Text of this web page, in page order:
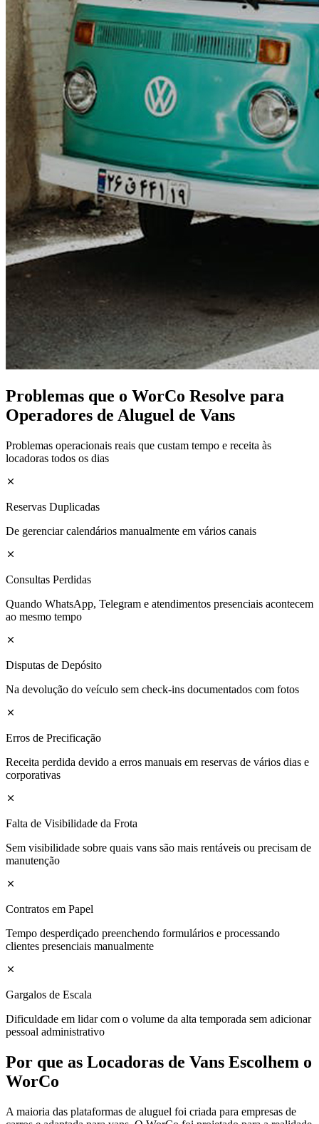
Problemas que o WorCo Resolve para
Operadores de Aluguel de Vans
Problemas operacionais reais que custam tempo e receita às
locadoras todos os dias
Reservas Duplicadas
De gerenciar calendários manualmente em vários canais
Consultas Perdidas
Quando WhatsApp, Telegram e atendimentos presenciais acontecem
ao mesmo tempo
Disputas de Depósito
Na devolução do veículo sem check-ins documentados com fotos
Erros de Precificação
Receita perdida devido a erros manuais em reservas de vários dias e
corporativas
Falta de Visibilidade da Frota
Sem visibilidade sobre quais vans são mais rentáveis ou precisam de
manutenção
Contratos em Papel
Tempo desperdiçado preenchendo formulários e processando
clientes presenciais manualmente
Gargalos de Escala
Dificuldade em lidar com o volume da alta temporada sem adicionar
pessoal administrativo
Por que as Locadoras de Vans Escolhem o
WorCo
A maioria das plataformas de aluguel foi criada para empresas de